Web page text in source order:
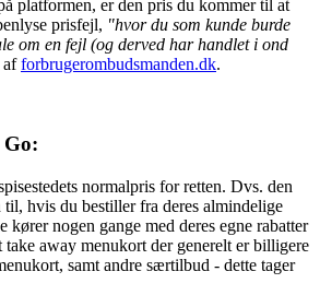
platformen, er den pris du kommer til at
prisfejl, "hvor du som kunde burde
om en fejl (og derved har handlet i ond
afforbrugerombudsmanden.dk.
normalpris for retten. Dvs. den
hvis du bestiller fra deres almindelige
kører nogen gange med deres egne rabatter
take away menukort der generelt er billigere
samt andre særtilbud - dette tager